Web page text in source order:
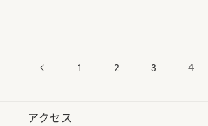
1 2 3 4
アクセス